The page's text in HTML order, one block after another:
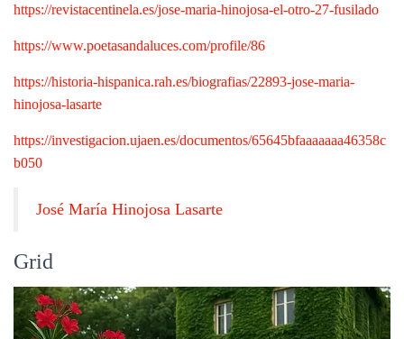
https://revistacentinela.es/jose-maria-hinojosa-el-otro-27-fusilado
https://www.poetasandaluces.com/profile/86
https://historia-hispanica.rah.es/biografias/22893-jose-maria-
hinojosa-lasarte
https://investigacion.ujaen.es/documentos/65645bfaaaaaaa46358c
b050
José María Hinojosa Lasarte
Grid